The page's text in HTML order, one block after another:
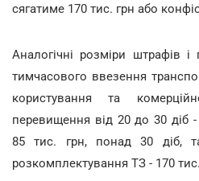
сягатиме 170 тис. грн або
Аналогічні розміри штрафів
тимчасового ввезення
користування та
перевищення від 20 до 30 діб
85 тис. грн, понад 30 діб,
розкомплектування ТЗ - 170